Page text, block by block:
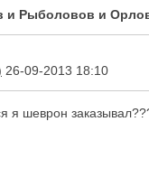
и Рыболовов и
26-09-2013 18:10
я шеврон